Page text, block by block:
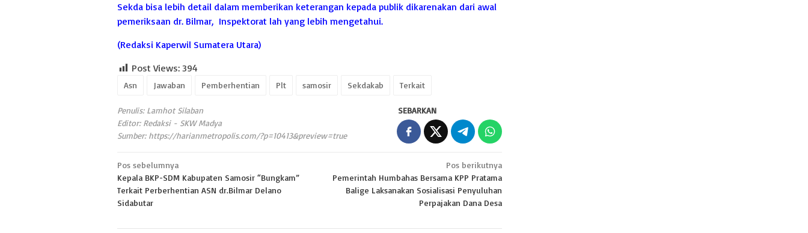
Sekda bisa lebih detail dalam memberikan keterangan kepada publik dikarenakan dari awal
pemeriksaan dr. Bilmar, Inspektorat lah yang lebih mengetahui.
(Redaksi Kaperwil Sumatera Utara)
Post Views: 394
Asn Jawaban Pemberhentian Plt samosir Sekdakab Terkait
Penulis: Lamhot Silaban
Editor: Redaksi - SKW Madya
Sumber: https://harianmetropolis.com/?p=10413&preview=true
SEBARKAN
Navigasi
pos
Pos sebelumnya
Kepala BKP-SDM Kabupaten Samosir “Bungkam”
Terkait Perberhentian ASN dr.Bilmar Delano
Sidabutar
Pos berikutnya
Pemerintah Humbahas Bersama KPP Pratama
Balige Laksanakan Sosialisasi Penyuluhan
Perpajakan Dana Desa